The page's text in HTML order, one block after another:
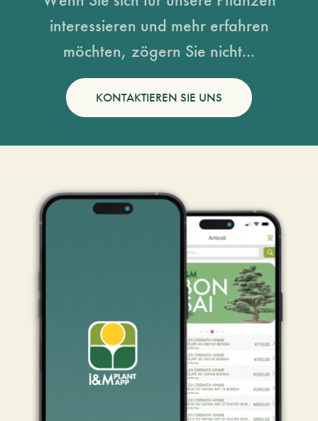
interessieren und mehr erfahren
möchten, zögern Sie nicht...
KONTAKTIEREN SIE UNS